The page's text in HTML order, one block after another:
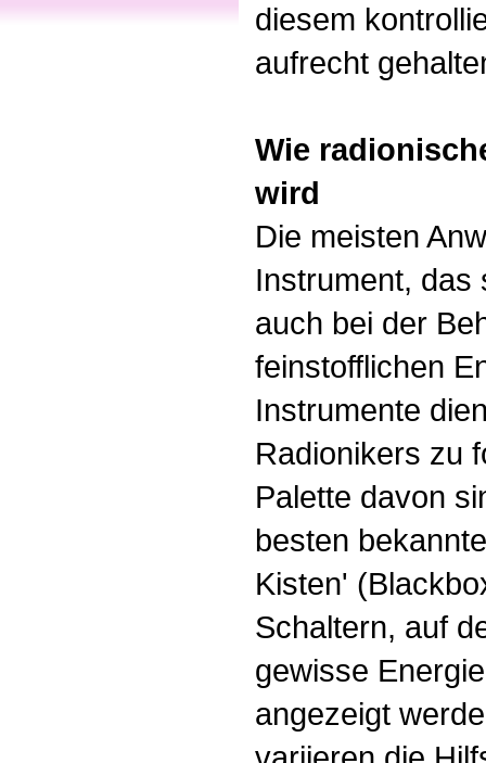
diesem
aufrecht
Wie
wird
Die meisten
Instrument, das
auch bei der
feinstofflichen
Instrumente
Radionikers zu
Palette davon
besten
Kisten'
Schaltern, auf
gewisse
angezeigt